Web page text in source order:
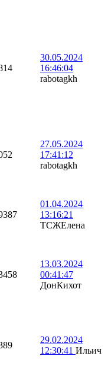
30.05.2024
16:46:04
rabotagkh
27.05.2024
17:41:12
rabotagkh
01.04.2024
13:16:21
ТСЖЕлена
13.03.2024
00:41:47
ДонКихот
29.02.2024
12:30:41 Ильич